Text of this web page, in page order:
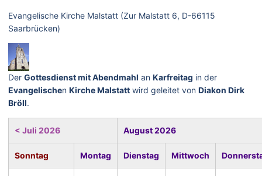
Evangelische Kirche Malstatt (Zur Malstatt 6, D-66115
Saarbrücken)
Der Gottesdienst mit Abendmahl an Karfreitag in der
Evangelischen Kirche Malstatt wird geleitet von Diakon Dirk
Bröll.
< Juli 2026 August 2026
Sonntag Montag Dienstag Mittwoch